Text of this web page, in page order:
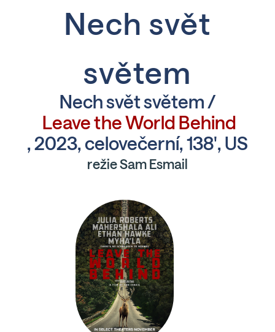
Nech svět
světem
Nech svět světem /
Leave the World Behind
, 2023, celovečerní, 138', US
režie Sam Esmail